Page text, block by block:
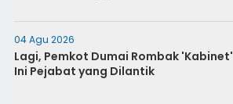
04 Agu 2026
Lagi, Pemkot Dumai Rombak 'Kabinet'
Ini Pejabat yang Dilantik